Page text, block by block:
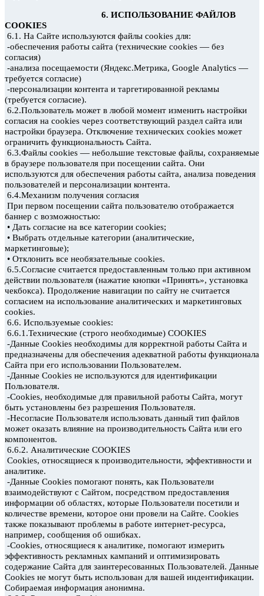
6. ИСПОЛЬЗОВАНИЕ ФАЙЛОВ
COOKIES
6.1. На Сайте используются файлы cookies для:
-обеспечения работы сайта (технические cookies — без
согласия)
-анализа посещаемости (Яндекс.Метрика, Google Analytics —
требуется согласие)
-персонализации контента и таргетированной рекламы
(требуется согласие).
6.2.Пользователь может в любой момент изменить настройки
согласия на cookies через соответствующий раздел сайта или
настройки браузера. Отключение технических cookies может
ограничить функциональность Сайта.
6.3.Файлы cookies — небольшие текстовые файлы, сохраняемые
в браузере пользователя при посещении сайта. Они
используются для обеспечения работы сайта, анализа поведения
пользователей и персонализации контента.
6.4.Механизм получения согласия
При первом посещении сайта пользователю отображается
баннер с возможностью:
• Дать согласие на все категории cookies;
• Выбрать отдельные категории (аналитические,
маркетинговые);
• Отклонить все необязательные cookies.
6.5.Согласие считается предоставленным только при активном
действии пользователя (нажатие кнопки «Принять», установка
чекбокса). Продолжение навигации по сайту не считается
согласием на использование аналитических и маркетинговых
cookies.
6.6. Используемые cookies:
6.6.1.Технические (строго необходимые) COOKIES
-Данные Cookies необходимы для корректной работы Сайта и
предназначены для обеспечения адекватной работы функционала
Сайта при его использовании Пользователем.
-Данные Cookies не используются для идентификации
Пользователя.
-Cookies, необходимые для правильной работы Сайта, могут
быть установлены без разрешения Пользователя.
-Несогласие Пользователя использовать данный тип файлов
может оказать влияние на производительность Сайта или его
компонентов.
6.6.2. Аналитические COOKIES
Cookies, относящиеся к производительности, эффективности и
аналитике.
-Данные Cookies помогают понять, как Пользователи
взаимодействуют с Сайтом, посредством предоставления
информации об областях, которые Пользователи посетили и
количестве времени, которое они провели на Сайте. Cookies
также показывают проблемы в работе интернет-ресурса,
например, сообщения об ошибках.
-Cookies, относящиеся к аналитике, помогают измерить
эффективность рекламных кампаний и оптимизировать
содержание Сайта для заинтересованных Пользователей. Данные
Cookies не могут быть использован для вашей индентификации.
Собираемая информация анонимна.